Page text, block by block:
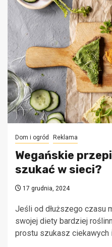
Dom i ogród Reklama
Wegańskie
szukać w sieci?
17 grudnia, 2024
Jeśli od dłuższego czasu
swojej diety bardziej
prostu szukasz ciekawych